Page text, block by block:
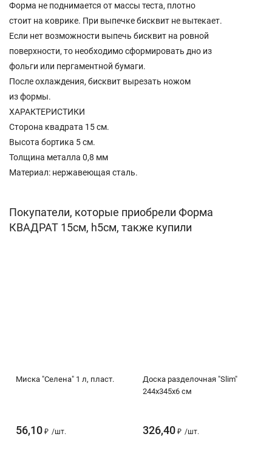
Форма не поднимается от массы теста, плотно
стоит на коврике. При выпечке бисквит не вытекает.
Если нет возможности выпечь бисквит на ровной
поверхности, то необходимо сформировать дно из
фольги или пергаментной бумаги.
После охлаждения, бисквит вырезать ножом
из формы.
ХАРАКТЕРИСТИКИ
Сторона квадрата 15 см.
Высота бортика 5 см.
Толщина металла 0,8 мм
Материал: нержавеющая сталь.
Покупатели, которые приобрели Форма
КВАДРАТ 15см, h5см, также купили
Миска "Селена" 1 л, пласт.
56,10 ₽ /шт.
Доска разделочная "Slim"
244х345х6 см
326,40 ₽ /шт.